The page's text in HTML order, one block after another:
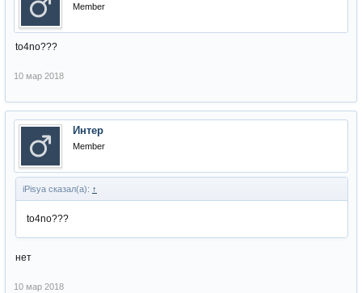
Member
to4no???
10 мар 2018
Интер
Member
iPisya сказал(а): ↑
to4no???
нет
10 мар 2018